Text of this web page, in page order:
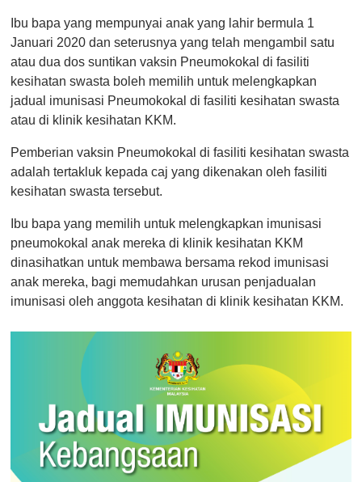
Ibu bapa yang mempunyai anak yang lahir bermula 1
Januari 2020 dan seterusnya yang telah mengambil satu
atau dua dos suntikan vaksin Pneumokokal di fasiliti
kesihatan swasta boleh memilih untuk melengkapkan
jadual imunisasi Pneumokokal di fasiliti kesihatan swasta
atau di klinik kesihatan KKM.
Pemberian vaksin Pneumokokal di fasiliti kesihatan swasta
adalah tertakluk kepada caj yang dikenakan oleh fasiliti
kesihatan swasta tersebut.
Ibu bapa yang memilih untuk melengkapkan imunisasi
pneumokokal anak mereka di klinik kesihatan KKM
dinasihatkan untuk membawa bersama rekod imunisasi
anak mereka, bagi memudahkan urusan penjadualan
imunisasi oleh anggota kesihatan di klinik kesihatan KKM.